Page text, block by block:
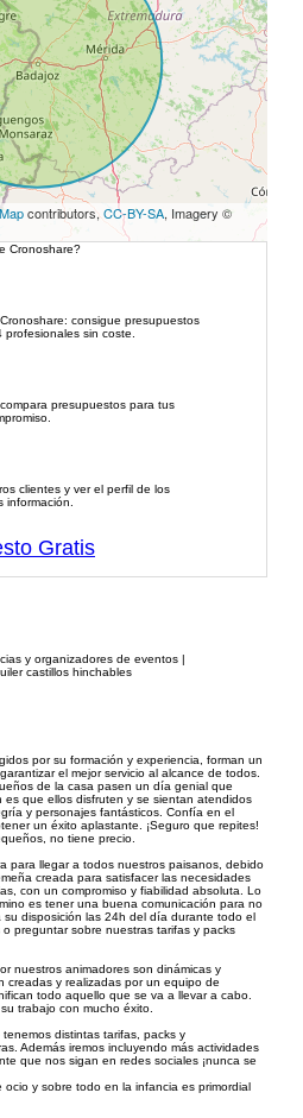
contributors,CC-BY-SA, Imagery ©
Cronoshare?
consigue presupuestos
sin coste.
presupuestos para tus
clientes y ver el perfil de los
información.
Gratis
y organizadores de eventos |
castillos hinchables
por su formación y experiencia, forman un
el mejor servicio al alcance de todos.
de la casa pasen un día genial que
que ellos disfruten y se sientan atendidos
y personajes fantásticos. Confía en el
un éxito aplastante. ¡Seguro que repites!
no tiene precio.
para llegar a todos nuestros paisanos, debido
creada para satisfacer las necesidades
con un compromiso y fiabilidad absoluta. Lo
es tener una buena comunicación para no
su disposición las 24h del día durante todo el
preguntar sobre nuestras tarifas y packs
nuestros animadores son dinámicas y
creadas y realizadas por un equipo de
todo aquello que se va a llevar a cabo.
trabajo con mucho éxito.
distintas tarifas, packs y
Además iremos incluyendo más actividades
que nos sigan en redes sociales ¡nunca se
y sobre todo en la infancia es primordial